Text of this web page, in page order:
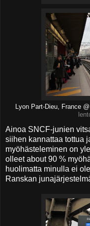
Lyon Part-Dieu, France
Ainoa SNCF-junien
siihen kannattaa tottua
myöhästeleminen on
olleet about 90 %
huolimatta minulla ei
Ranskan